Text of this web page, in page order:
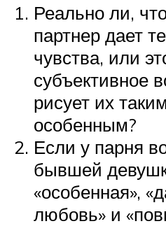
Реально ли,
партнер дает
чувства, или
субъективное
рисует их
особенным?
Если у парня
бывшей
«особенная»,
любовь» и